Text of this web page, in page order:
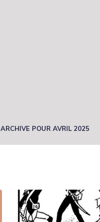
ARCHIVE POUR AVRIL 2025